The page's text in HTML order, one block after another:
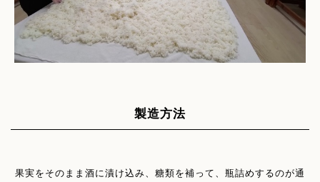
製造方法
果実をそのまま酒に漬け込み、糖類を補って、瓶詰めするのが通